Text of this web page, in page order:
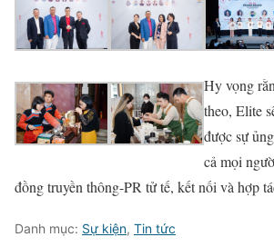
Hy vọng
theo, Elite
được sự
cả mọi
đồng truyền thông-PR tử tế, kết nối và hợp
Danh mục: Sự kiện, Tin tức